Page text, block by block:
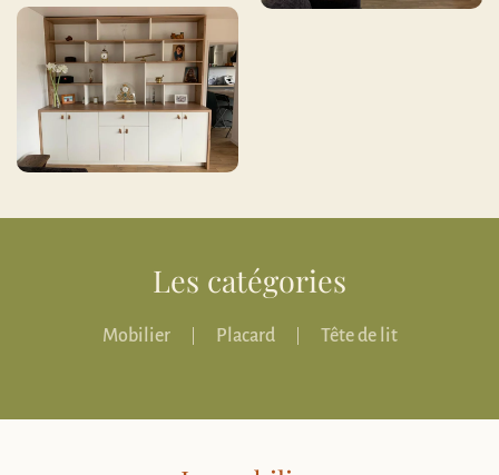
Les catégories
Mobilier Placard Tête de lit